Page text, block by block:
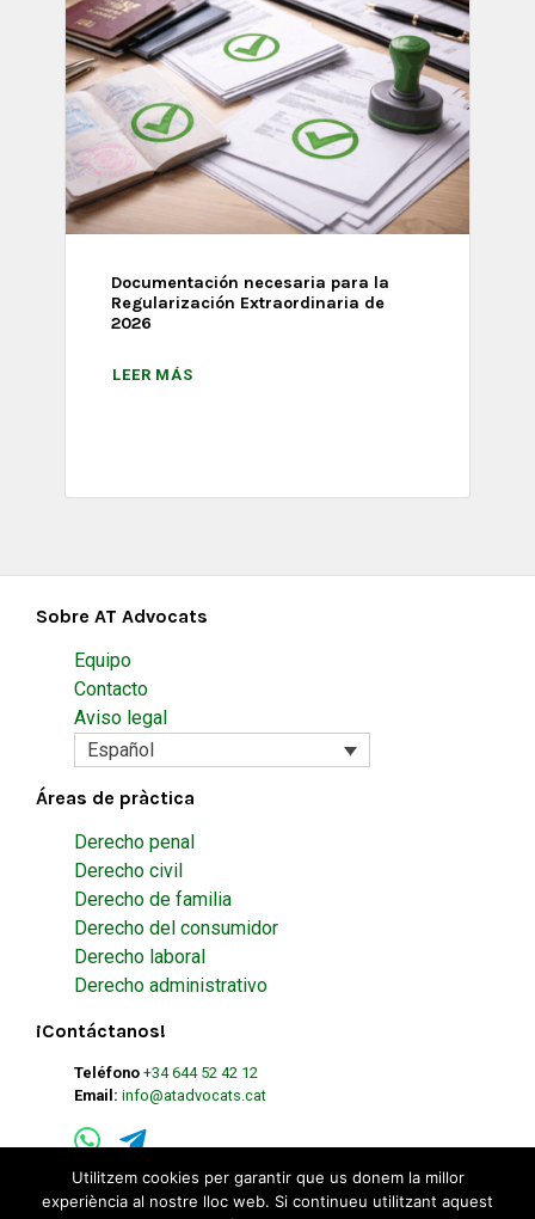
Documentación necesaria para la
Regularización Extraordinaria de
2026
LEER MÁS
Sobre AT Advocats
Equipo
Contacto
Aviso legal
Español
Áreas de pràctica
Derecho penal
Derecho civil
Derecho de familia
Derecho del consumidor
Derecho laboral
Derecho administrativo
¡Contáctanos!
Teléfono +34 644 52 42 12
Email: info@atadvocats.cat
Utilitzem cookies per garantir que us donem la millor
experiència al nostre lloc web. Si continueu utilitzant aquest